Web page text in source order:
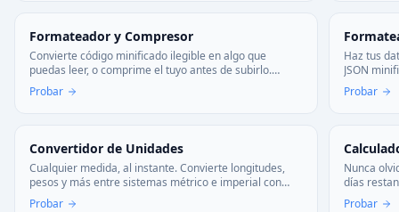
Formateador y Compresor
Convierte código minificado ilegible en algo que
puedas leer, o comprime el tuyo antes de subirlo.
Funciona con JS, CSS y HTML—todo en tu navegador,
sin subir nada.
Probar
Haz tus
JSON
sintaxis
Probar
Convertidor de Unidades
Cualquier medida, al instante. Convierte longitudes,
pesos y más entre sistemas métrico e imperial con
precisión. Sin errores de cálculo.
Probar
Nunca
días
Precisión
Probar